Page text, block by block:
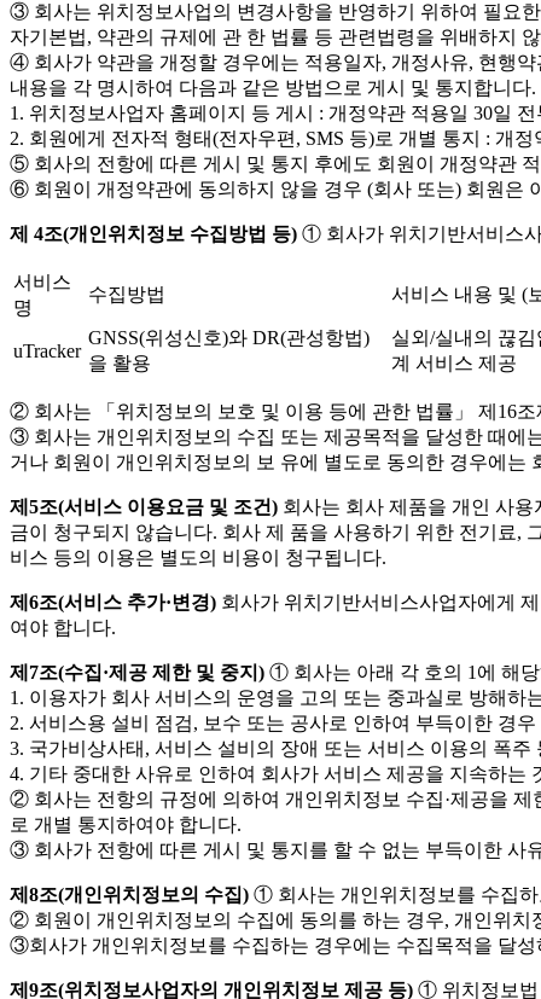
③ 회사는 위치정보사업의 변경사항을 반영하기 위하여 필요
자기본법, 약관의 규제에 관 한 법률 등 관련법령을 위배하지
④ 회사가 약관을 개정할 경우에는 적용일자, 개정사유, 현행
내용을 각 명시하여 다음과 같은 방법으로 게시 및 통지합니다.
1. 위치정보사업자 홈페이지 등 게시 : 개정약관 적용일 30일
2. 회원에게 전자적 형태(전자우편, SMS 등)로 개별 통지 : 개
⑤ 회사의 전항에 따른 게시 및 통지 후에도 회원이 개정약관
⑥ 회원이 개정약관에 동의하지 않을 경우 (회사 또는) 회원은
제 4조(개인위치정보 수집방법 등) ① 회사가 위치기반서비스
서비스
명
수집방법 서비스 내용 및 (
uTracker
GNSS(위성신호)와 DR(관성항법)
을 활용
실외/실내의 끊
계 서비스 제공
② 회사는 「위치정보의 보호 및 이용 등에 관한 법률」 제16
③ 회사는 개인위치정보의 수집 또는 제공목적을 달성한 때에
거나 회원이 개인위치정보의 보 유에 별도로 동의한 경우에
제5조(서비스 이용요금 및 조건) 회사는 회사 제품을 개인 사
금이 청구되지 않습니다. 회사 제 품을 사용하기 위한 전기료,
비스 등의 이용은 별도의 비용이 청구됩니다.
제6조(서비스 추가·변경) 회사가 위치기반서비스사업자에게
여야 합니다.
제7조(수집·제공 제한 및 중지) ① 회사는 아래 각 호의 1에 해
1. 이용자가 회사 서비스의 운영을 고의 또는 중과실로 방해하
2. 서비스용 설비 점검, 보수 또는 공사로 인하여 부득이한 경우
3. 국가비상사태, 서비스 설비의 장애 또는 서비스 이용의 폭
4. 기타 중대한 사유로 인하여 회사가 서비스 제공을 지속하는
② 회사는 전항의 규정에 의하여 개인위치정보 수집·제공을
로 개별 통지하여야 합니다.
③ 회사가 전항에 따른 게시 및 통지를 할 수 없는 부득이한 사
제8조(개인위치정보의 수집) ① 회사는 개인위치정보를 수집
② 회원이 개인위치정보의 수집에 동의를 하는 경우, 개인위
③회사가 개인위치정보를 수집하는 경우에는 수집목적을 달
제9조(위치정보사업자의 개인위치정보 제공 등) ① 위치정보법